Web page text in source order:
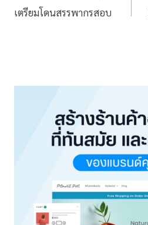
เตรียมโดนสรรพากรสอบ